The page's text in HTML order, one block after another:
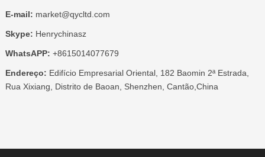
E-mail: market@qycltd.com
Skype: Henrychinasz
WhatsAPP: +8615014077679
Endereço: Edifício Empresarial Oriental, 182 Baomin 2ª Estrada,
Rua Xixiang, Distrito de Baoan, Shenzhen, Cantão,China